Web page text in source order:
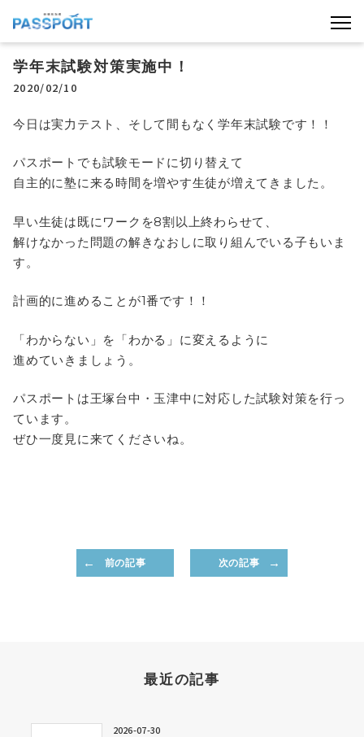
学年末試験対策実施中！
2020/02/10
今日は実力テスト、そして間もなく学年末試験です！！
パスポートでも試験モードに切り替えて
自主的に塾に来る時間を増やす生徒が増えてきました。
早い生徒は既にワークを8割以上終わらせて、
解けなかった問題の解きなおしに取り組んでいる子もいま
す。
計画的に進めることが1番です！！
「わからない」を「わかる」に変えるように
進めていきましょう。
パスポートは王塚台中・玉津中に対応した試験対策を行っ
ています。
ぜひ一度見に来てくださいね。
前の記事 次の記事
最近の記事
2026-07-30